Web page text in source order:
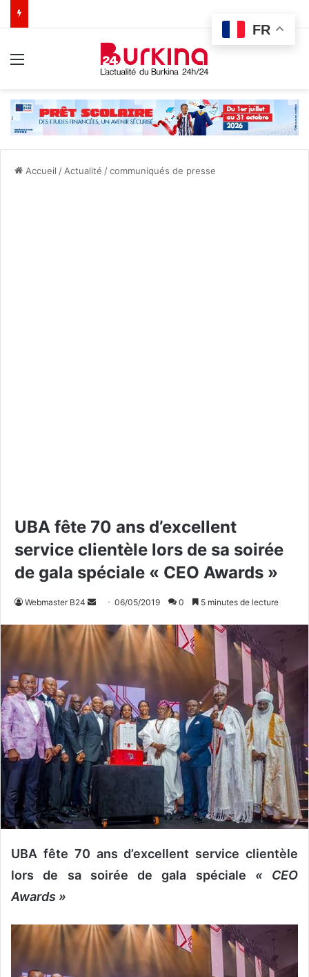
Accueil / Actualité /communiqués de presse
UBA fête 70 ans d’excellent
service clientèle lors de sa soirée
de gala spéciale « CEO Awards »
Webmaster B24
v
e
r
u
n
c
o
e
06/05/2019 0 5 minutes de lecture
UBA fête 70 ans d’excellent service clientèle
lors de sa soirée de gala spéciale « CEO
Awards »
FR